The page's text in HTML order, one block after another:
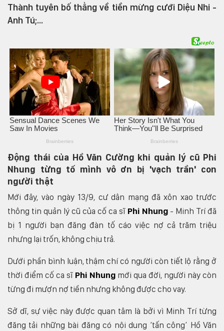
Thành tuyên bố thẳng về tiền mừng cưới Diệu Nhi -
Anh Tú;...
Động thái của Hồ Văn Cường khi quản lý cũ Phi
Nhung từng tố mình vô ơn bị 'vạch trần' con
người thật
Mới đây, vào ngày 13/9, cư dân mạng đã xôn xao trước
thông tin quản lý cũ của cố ca sĩ Phi Nhung - Minh Trí đã
bị 1 người bạn đăng đàn tố cáo việc nợ cả trăm triệu
nhưng lại trốn, không chịu trả.
Dưới phần bình luận, thậm chí có người còn tiết lộ rằng ở
thời điểm cố ca sĩ Phi Nhung mới qua đời, người này còn
từng đi mượn nợ tiền nhưng không được cho vay.
Sở dĩ, sự việc này được quan tâm là bởi vì Minh Trí từng
đăng tải những bài đăng có nội dung ‘tấn công’ Hồ Văn